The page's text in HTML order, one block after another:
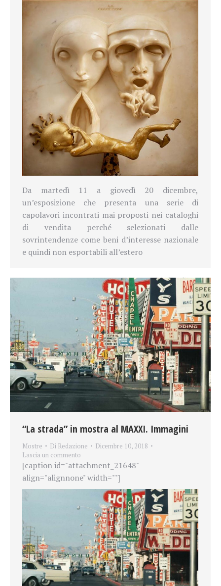
Da martedì 11 a giovedì 20 dicembre,
un’esposizione che presenta una serie di
capolavori incontrati mai proposti nei cataloghi
di vendita perché selezionati dalle
sovrintendenze come beni d’interesse nazionale
e quindi non esportabili all’estero
“La strada” in mostra al MAXXI. Immagini
Mostre Di Redazione
Dicembre 10, 2018
Lascia un commento
[caption id="attachment_21648"
align="alignnone" width=""]